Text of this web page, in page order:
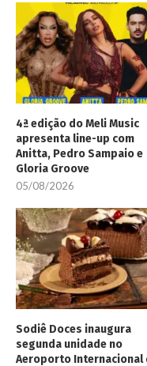
4ª edição do Meli Music
apresenta line-up com
Anitta, Pedro Sampaio e
Gloria Groove
05/08/2026
Sodiê Doces inaugura
segunda unidade no
Aeroporto Internacional